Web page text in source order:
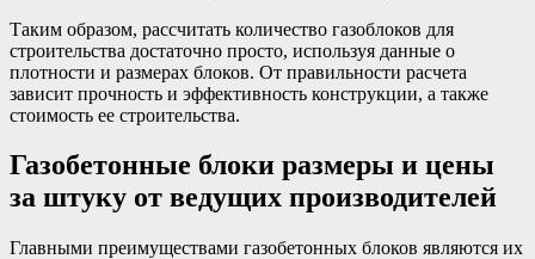
Таким образом, рассчитать количество газоблоков для
строительства достаточно просто, используя данные о
плотности и размерах блоков. От правильности расчета
зависит прочность и эффективность конструкции, а также
стоимость ее строительства.
Газобетонные блоки размеры и цены
за штуку от ведущих производителей
Главными преимуществами газобетонных блоков являются их